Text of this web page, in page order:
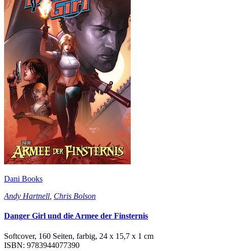
Dani Books
Andy Hartnell Chris Bolson
Danger Girl und die Armee der Finsternis
Softcover, 160 Seiten, farbig, 24 x 15,7 x 1 cm
ISBN: 9783944077390